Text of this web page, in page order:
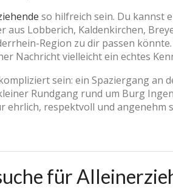
so hilfreich sein. Du kannst
Lobberich, Kaldenkirchen,
Region zu dir passen
Nachricht vielleicht ein echtes
sein: ein Spaziergang an
Rundgang rund um Burg
ehrlich, respektvoll und angenehm
für